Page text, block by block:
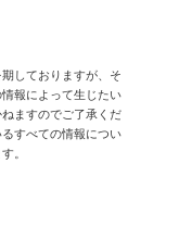
しておりますが、そ
報によって生じたい
ますのでご了承くだ
すべての情報につい
。